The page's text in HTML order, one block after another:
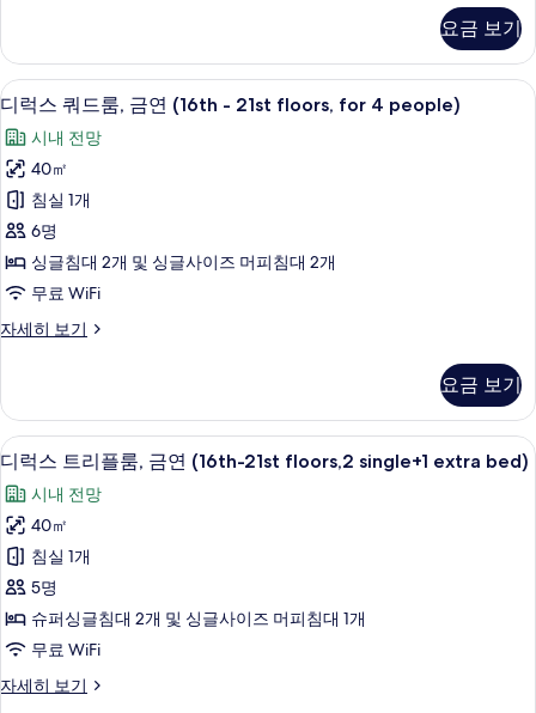
(16-
21
fr,
2
Single
Beds
+
1extra
bed)
사
진
보
기
트
리
플
룸,
금
연
(16-
21
fr,
2
Single
Beds
1extra
세
히
보
기
요금 보기
디
럭
스
쿼
드
룸,
금
연
(16th
floors,
for
people)
사
진
모
두
보
기
디럭스 쿼드룸, 금연 (16th - 21st
10
디럭스 쿼드룸, 금연 (16th - 21st floors, for 4 people)
시내 전망
40㎡
침실 1개
6명
싱글침대 2개 및 싱글사이즈 머피침대 2개
무료 WiFi
자세히 보기
디
드
룸,
금
연
(16th
21st
floors,
for
4
people)
자
히
요금 보기
디
럭
스
트
리
플
룸,
금
연
디럭스 트리플룸, 금연 (16th-21st
10
디럭스 트리플룸, 금연 (16th-21st floors,2 single+1 extra bed)
시내 전망
40㎡
침실 1개
5명
슈퍼싱글침대 2개 및 싱글사이즈 머피침대 1개
무료 WiFi
자세히 보기
디